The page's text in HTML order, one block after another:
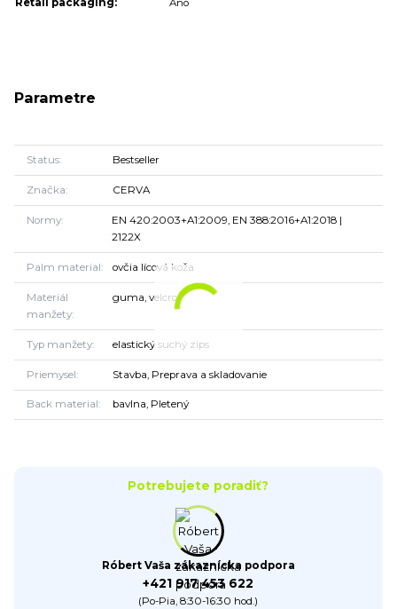
Parametre
Status Bestseller
Značka CERVA
Normy
EN 420:2003+A1:2009, EN 388:2016+A1:2018 |
2122X
Palm material ovčia lícová koža
Materiál
manžety
guma, velcro
Typ manžety elastický suchý zips
Priemysel Stavba, Preprava a skladovanie
Back material bavlna, Pletený
Potrebujete poradiť?
Róbert Vaša zákaznícka podpora
+421 917 453 622
(Po-Pia, 8:30-16:30 hod.)